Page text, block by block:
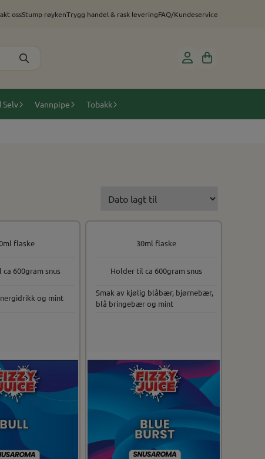
ossStump røykenTrygg handel & rask leveringFAQ/Kundeservice
Selv Vannpipe Tobakk
flaske
600gram snus
og mint
30ml flaske
Holder til ca 600gram snus
Smak av kjølig blåbær, bjørnebær,
blå bringebær og mint